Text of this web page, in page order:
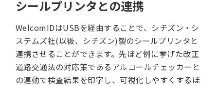
シールプリンタとの連携
WelcomIDはUSBを経由することで、シチズン・シ
ステムズ社(以後、シチズン)製のシールプリンタと
連携させることができます。先ほど例に挙げた改正
道路交通法の対応策であるアルコールチェッカーと
の連動で検査結果を印字し、可視化しやすくするほ